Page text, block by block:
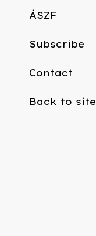
ÁSZF
Subscribe
Contact
Back to site